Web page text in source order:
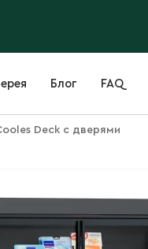
Блог FAQ
Deck с дверями